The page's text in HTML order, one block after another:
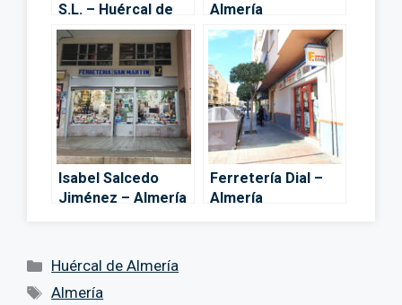
S.L. – Huércal de
Almería
Almería
Isabel Salcedo
Jiménez – Almería
Ferretería Dial –
Almería
Categorías
Huércal de Almería
Etiquetas
Almería